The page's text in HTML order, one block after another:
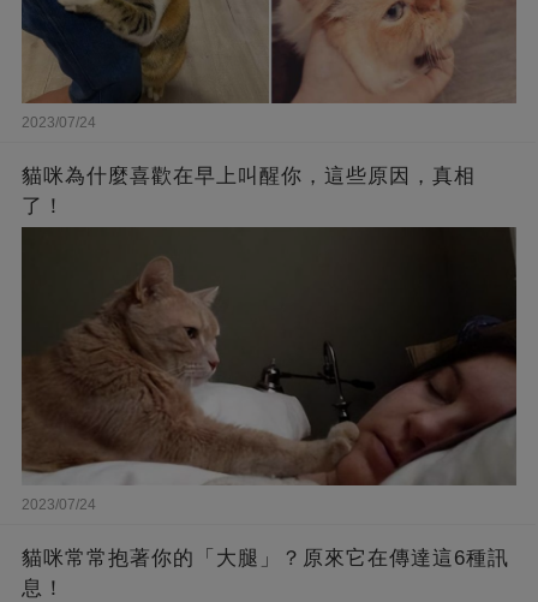
2023/07/24
貓咪為什麼喜歡在早上叫醒你，這些原因，真相
了！
2023/07/24
貓咪常常抱著你的「大腿」？原來它在傳達這6種訊
息！